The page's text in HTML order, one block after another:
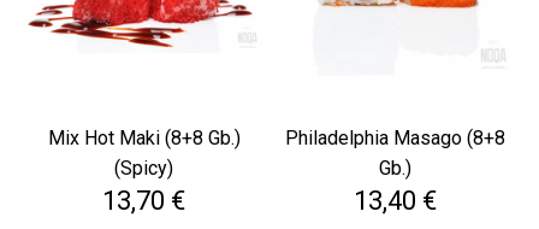
Mix Hot Maki (8+8 Gb.)
(Spicy)
Cena
13,70 €
Philadelphia Masago (8+8
Gb.)
Cena
13,40 €